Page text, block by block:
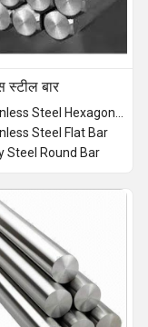
बार
Steel Flat Bar
Steel Round Bar